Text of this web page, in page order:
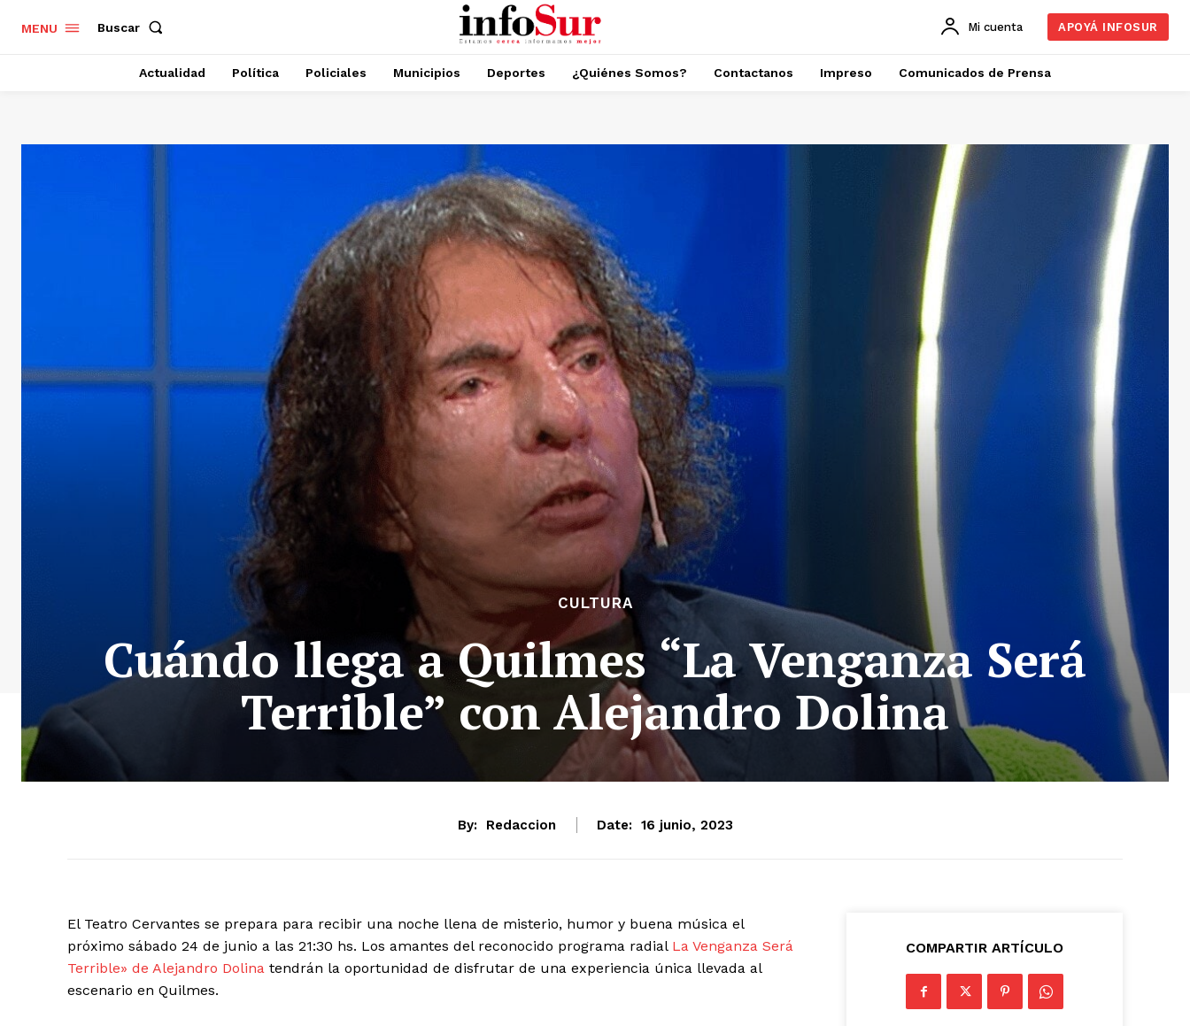
MENU Buscar Mi cuenta APOYÁ INFOSUR
Actualidad Política Policiales Municipios Deportes ¿Quiénes Somos? Contactanos Impreso Comunicados de Prensa
CULTURA
Cuándo llega a Quilmes “La Venganza Será
Terrible” con Alejandro Dolina
By: Redaccion Date: 16 junio, 2023
El Teatro Cervantes se prepara para recibir una noche llena de misterio, humor y buena música el
próximo sábado 24 de junio a las 21:30 hs. Los amantes del reconocido programa radial La Venganza Será
Terrible» de Alejandro Dolina tendrán la oportunidad de disfrutar de una experiencia única llevada al
escenario en Quilmes.
COMPARTIR ARTÍCULO